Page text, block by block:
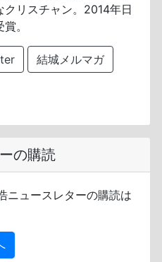
クリスチャン。2014年日
。
結城メルマガ
の購読
ニュースレターの購読は